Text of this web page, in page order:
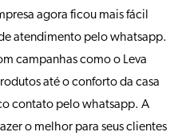
agora ficou mais fácil
atendimento pelo whatsapp.
campanhas como o Leva
até o conforto da casa
contato pelo whatsapp. A
o melhor para seus clientes